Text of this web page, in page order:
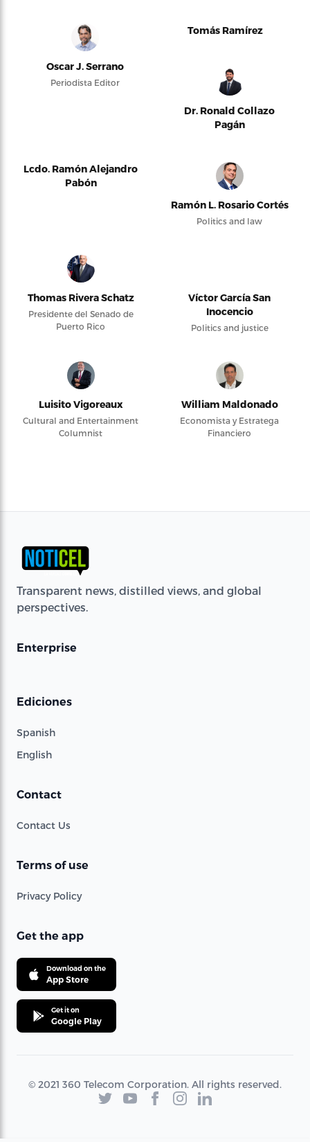
Oscar J. Serrano
Periodista Editor
Tomás Ramírez
Dr. Ronald Collazo
Pagán
Lcdo. Ramón Alejandro
Pabón
Ramón L. Rosario Cortés
Politics and law
Thomas Rivera Schatz
Presidente del Senado de
Puerto Rico
Víctor García San
Inocencio
Politics and justice
Luisito Vigoreaux
Cultural and Entertainment
Columnist
William Maldonado
Economista y Estratega
Financiero
Transparent news, distilled views, and global
perspectives.
Enterprise
Ediciones
Spanish
English
Contact
Contact Us
Terms of use
Privacy Policy
Get the app
Download on the
App Store
Get it on
Google Play
© 2021 360 Telecom Corporation. All rights reserved.